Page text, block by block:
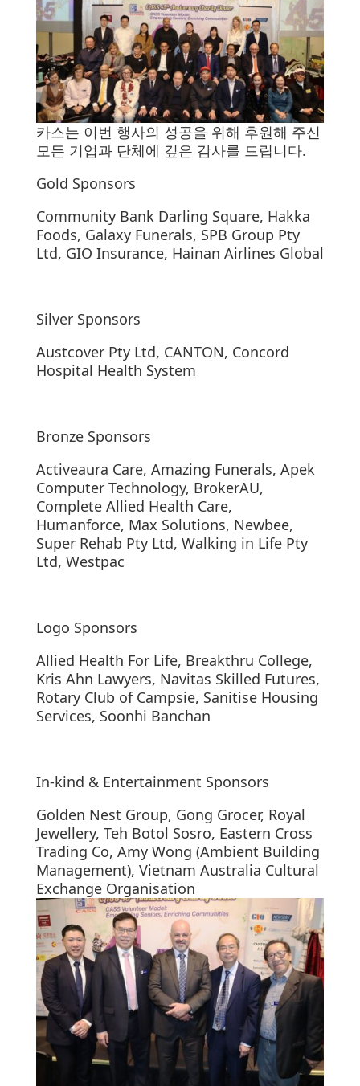
카스는 이번 행사의 성공을 위해 후원해 주신
모든 기업과 단체에 깊은 감사를 드립니다.
Gold Sponsors
Community Bank Darling Square, Hakka
Foods, Galaxy Funerals, SPB Group Pty
Ltd, GIO Insurance, Hainan Airlines Global
Silver Sponsors
Austcover Pty Ltd, CANTON, Concord
Hospital Health System
Bronze Sponsors
Activeaura Care, Amazing Funerals, Apek
Computer Technology, BrokerAU,
Complete Allied Health Care,
Humanforce, Max Solutions, Newbee,
Super Rehab Pty Ltd, Walking in Life Pty
Ltd, Westpac
Logo Sponsors
Allied Health For Life, Breakthru College,
Kris Ahn Lawyers, Navitas Skilled Futures,
Rotary Club of Campsie, Sanitise Housing
Services, Soonhi Banchan
In-kind & Entertainment Sponsors
Golden Nest Group, Gong Grocer, Royal
Jewellery, Teh Botol Sosro, Eastern Cross
Trading Co, Amy Wong (Ambient Building
Management), Vietnam Australia Cultural
Exchange Organisation